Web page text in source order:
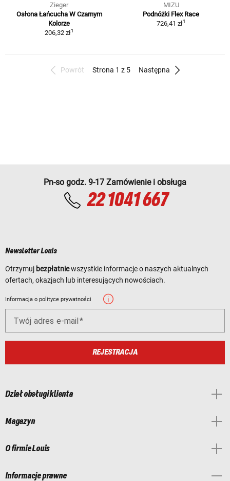
Zieger
Osłona Łańcucha W Czarnym
Kolorze
206,32 zł1
MIZU
Podnóżki Flex Race
726,41 zł1
Powrót Strona 1 z 5 Następna
Pn-so godz. 9-17 Zamówienie i obsługa
22 1041 667
Newsletter Louis
Otrzymuj bezpłatniewszystkie informacje o naszych aktualnych
ofertach, okazjach lub interesujących nowościach.
Informacja o polityce prywatności
Twój adres e-mail
REJESTRACJA
Dział obsługi klienta
Magazyn
O firmie Louis
Informacje prawne